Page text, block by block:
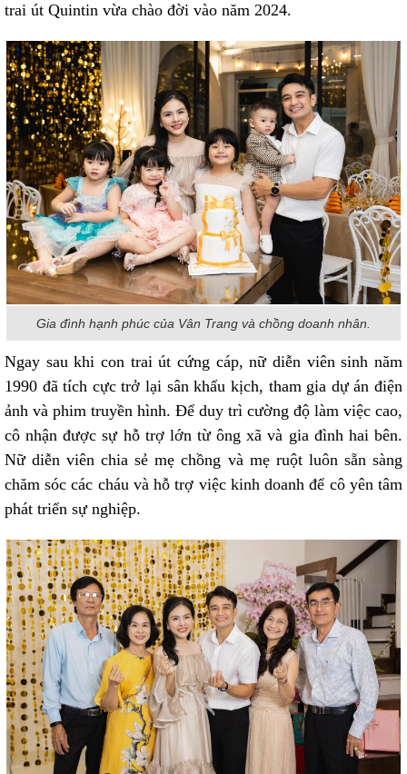
trai út Quintin vừa chào đời vào năm 2024.
Gia đình hạnh phúc của Vân Trang và chồng doanh nhân.
Ngay sau khi con trai út cứng cáp, nữ diễn viên sinh năm
1990 đã tích cực trở lại sân khấu kịch, tham gia dự án điện
ảnh và phim truyền hình. Để duy trì cường độ làm việc cao,
cô nhận được sự hỗ trợ lớn từ ông xã và gia đình hai bên.
Nữ diễn viên chia sẻ mẹ chồng và mẹ ruột luôn sẵn sàng
chăm sóc các cháu và hỗ trợ việc kinh doanh để cô yên tâm
phát triển sự nghiệp.